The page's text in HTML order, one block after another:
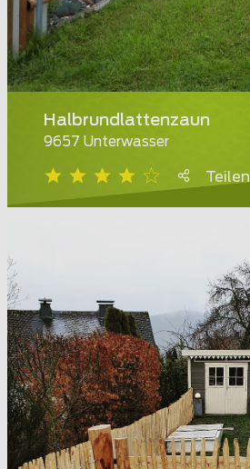
Halbrundlattenzaun
9657 Unterwasser
Teilen